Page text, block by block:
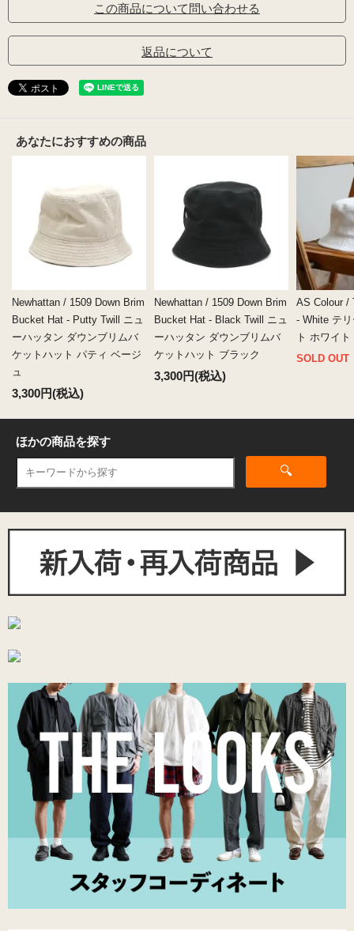
この商品について問い合わせる
返品について
あなたにおすすめの商品
Newhattan / 1509 Down Brim
Bucket Hat - Putty Twill ニュ
ーハッタン ダウンブリムバ
ケットハット パティ ベージ
ュ
3,300円(税込)
Newhattan / 1509 Down Brim
Bucket Hat - Black Twill ニュ
ーハッタン ダウンブリムバ
ケットハット ブラック
3,300円(税込)
AS Colour /
- White テ
ト ホワイ
SOLD OUT
ほかの商品を探す
🔍